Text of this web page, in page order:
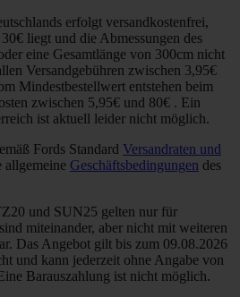
erfolgt versandkostenfrei,
liegt und die Abmessungen des
eine Gesamtlänge von 300cm nicht
Versandgebühren zwischen 3,95€
Mindestbestellwert entstehen beim
zwischen 5,95€ und 80€ . Ein
ist aktuell leider nicht möglich.
Fords Standard Versandraten und
allgemeine Geschäftsbedingungen des
und SUN25 gelten nur für
miteinander, aber nicht mit weiteren
Das Angebot gilt bis zum 09.08.2026
und kann jederzeit ohne Angabe von
Barauszahlung ist nicht möglich.